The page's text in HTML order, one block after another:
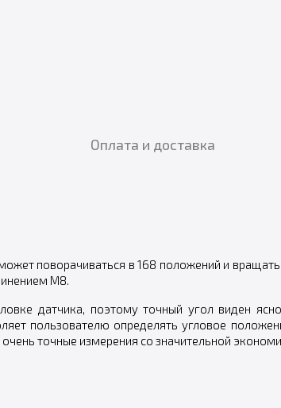
Оплата и доставка
поворачиваться в 168 положений и
М8.
датчика, поэтому точный угол виден
пользователю определять угловое
точные измерения со значительной